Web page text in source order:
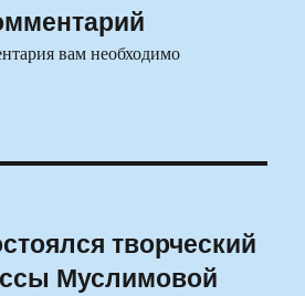
вам необходимо
творческий
Муслимовой